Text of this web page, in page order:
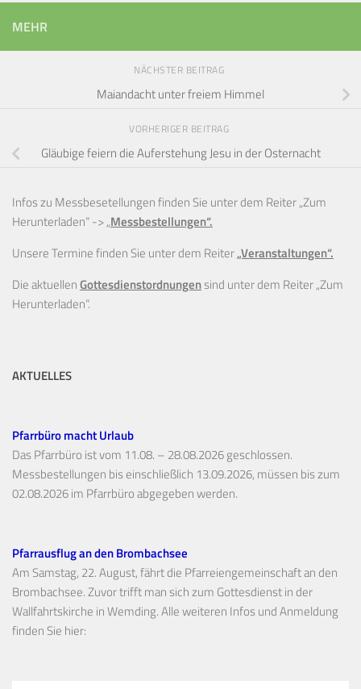
MEHR
NÄCHSTER BEITRAG
Maiandacht unter freiem Himmel
VORHERIGER BEITRAG
Gläubige feiern die Auferstehung Jesu in der Osternacht
Infos zu Messbesetellungen finden Sie unter dem Reiter „Zum
Herunterladen“ ->„Messbestellungen“.
Unsere Termine finden Sie unter dem Reiter„Veranstaltungen“.
Die aktuellenGottesdienstordnungensind unter dem Reiter „Zum
Herunterladen“.
AKTUELLES
Pfarrbüro macht Urlaub
Das Pfarrbüro ist vom 11.08. – 28.08.2026 geschlossen.
Messbestellungen bis einschließlich 13.09.2026, müssen bis zum
02.08.2026 im Pfarrbüro abgegeben werden.
Pfarrausflug an den Brombachsee
Am Samstag, 22. August, fährt die Pfarreiengemeinschaft an den
Brombachsee. Zuvor trifft man sich zum Gottesdienst in der
Wallfahrtskirche in Wemding. Alle weiteren Infos und Anmeldung
finden Sie hier: